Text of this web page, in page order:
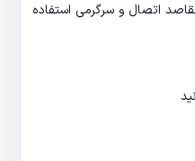
اتصال و سرگرمی استفاده